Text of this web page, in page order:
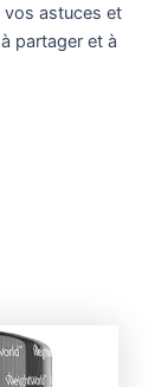
vos astuces et
partager et à